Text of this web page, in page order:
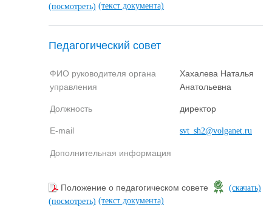
(посмотреть) (текст документа)
Педагогический совет
ФИО руководителя органа
управления
Хахалева Наталья
Анатольевна
Должность директор
E-mail svt_sh2@volganet.ru
Дополнительная информация
Положение о педагогическом совете
(скачать)
(посмотреть) (текст документа)